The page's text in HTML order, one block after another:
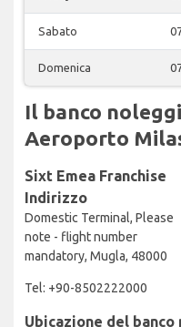
Sabato
Domenica
Il banco
Aeroporto
Sixt Emea Franchise
Indirizzo
Domestic Terminal, Please
note - flight number
mandatory, Mugla, 48000
Tel: +90-8502222000
Ubicazione del